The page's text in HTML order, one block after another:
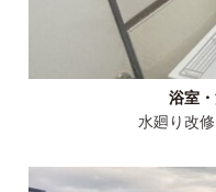
浴室
水廻り改